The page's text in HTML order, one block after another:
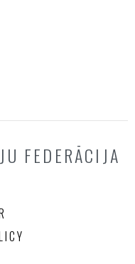
FEDERĀCIJA